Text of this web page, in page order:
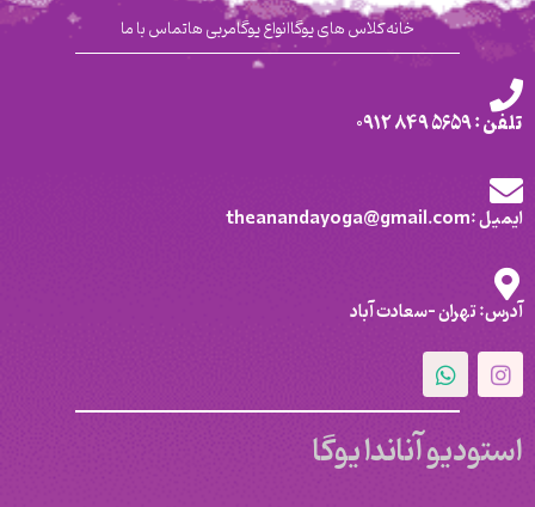
خانهکلاس های یوگاانواع یوگامربی هاتماس با ما
تلفن : 5659 849 0912
ایمیل :theanandayoga@gmail.com
آدرس: تهران -سعادت آباد
استودیو آناندا یوگا